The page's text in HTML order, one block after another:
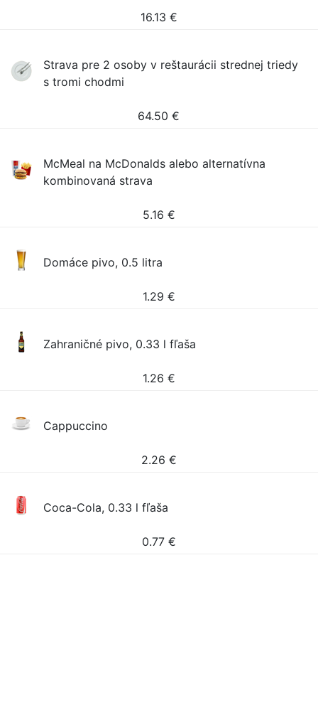
16.13 €
Strava pre 2 osoby v reštaurácii strednej triedy
s tromi chodmi
64.50 €
McMeal na McDonalds alebo alternatívna
kombinovaná strava
5.16 €
Domáce pivo, 0.5 litra
1.29 €
Zahraničné pivo, 0.33 l fľaša
1.26 €
Cappuccino
2.26 €
Coca-Cola, 0.33 l fľaša
0.77 €